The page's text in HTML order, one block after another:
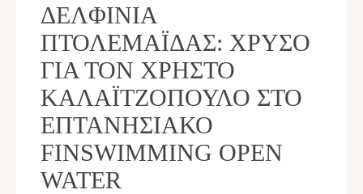
ΔΕΛΦΊΝΙΑ
ΠΤΟΛΕΜΑΪ́ΔΑΣ: ΧΡΥΣΌ
ΓΙΑ ΤΟΝ ΧΡΉΣΤΟ
ΚΑΛΑΪΤΖΌΠΟΥΛΟ ΣΤΟ
ΕΠΤΑΝΗΣΙΑΚΌ
FINSWIMMING OPEN
WATER